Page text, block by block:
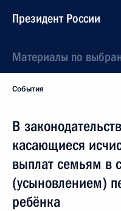
Президент России
Материалы по
События
В
касающиеся
выплат семьям в
(усыновлением)
ребёнка